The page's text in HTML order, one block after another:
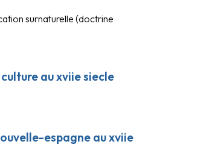
surnaturelle (doctrine
au xviie siecle
espagne au xviie